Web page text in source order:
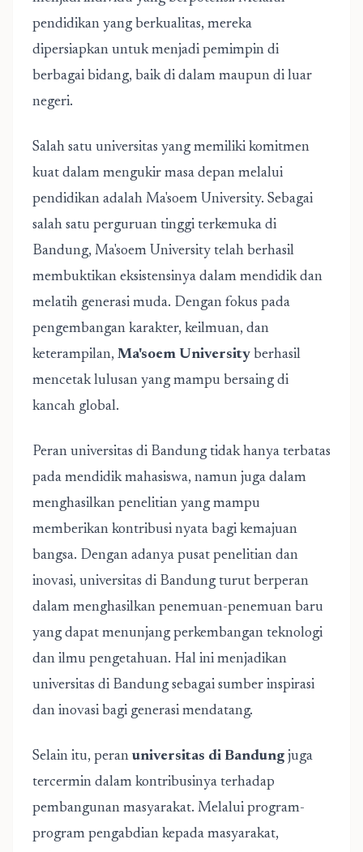
pendidikan yang berkualitas, mereka
dipersiapkan untuk menjadi pemimpin di
berbagai bidang, baik di dalam maupun di luar
negeri.
Salah satu universitas yang memiliki komitmen
kuat dalam mengukir masa depan melalui
pendidikan adalah Ma'soem University. Sebagai
salah satu perguruan tinggi terkemuka di
Bandung, Ma'soem University telah berhasil
membuktikan eksistensinya dalam mendidik dan
melatih generasi muda. Dengan fokus pada
pengembangan karakter, keilmuan, dan
keterampilan, Ma'soem University berhasil
mencetak lulusan yang mampu bersaing di
kancah global.
Peran universitas di Bandung tidak hanya terbatas
pada mendidik mahasiswa, namun juga dalam
menghasilkan penelitian yang mampu
memberikan kontribusi nyata bagi kemajuan
bangsa. Dengan adanya pusat penelitian dan
inovasi, universitas di Bandung turut berperan
dalam menghasilkan penemuan-penemuan baru
yang dapat menunjang perkembangan teknologi
dan ilmu pengetahuan. Hal ini menjadikan
universitas di Bandung sebagai sumber inspirasi
dan inovasi bagi generasi mendatang.
Selain itu, peran universitas di Bandung juga
tercermin dalam kontribusinya terhadap
pembangunan masyarakat. Melalui program-
program pengabdian kepada masyarakat,